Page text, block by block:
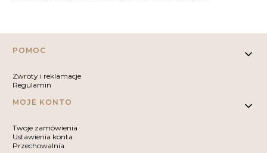
Linki w stopce
POMOC
Zwroty i reklamacje
Regulamin
MOJE KONTO
Twoje zamówienia
Ustawienia konta
Przechowalnia